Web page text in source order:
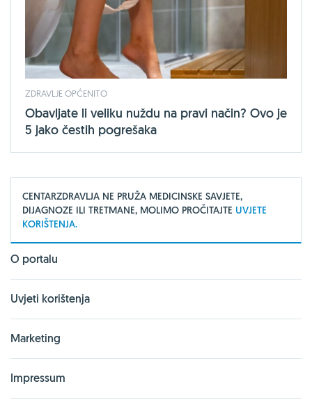
ZDRAVLJE OPĆENITO
Obavljate li veliku nuždu na pravi način? Ovo je
5 jako čestih pogrešaka
CENTARZDRAVLJA NE PRUŽA MEDICINSKE SAVJETE,
DIJAGNOZE ILI TRETMANE, MOLIMO PROČITAJTE UVJETE
KORIŠTENJA.
O portalu
Uvjeti korištenja
Marketing
Impressum